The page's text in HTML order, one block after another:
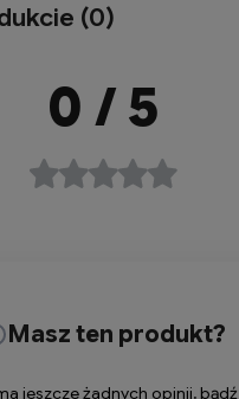
(0)
0 / 5
Masz ten produkt?
jeszcze żadnych opinii, bądź